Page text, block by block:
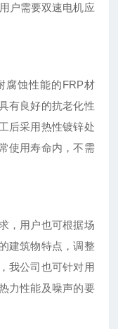
户需要双速电机应
腐蚀性能的FRP材
有良好的抗老化性
后采用热性镀锌处
使用寿命内，不需
，用户也可根据场
建筑物特点，调整
我公司也可针对用
力性能及噪声的要